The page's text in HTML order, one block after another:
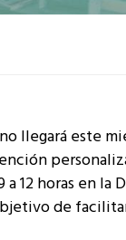
llegará este
a 12 horas en
de